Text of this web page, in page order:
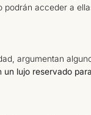
podrán acceder a
argumentan
un lujo reservado